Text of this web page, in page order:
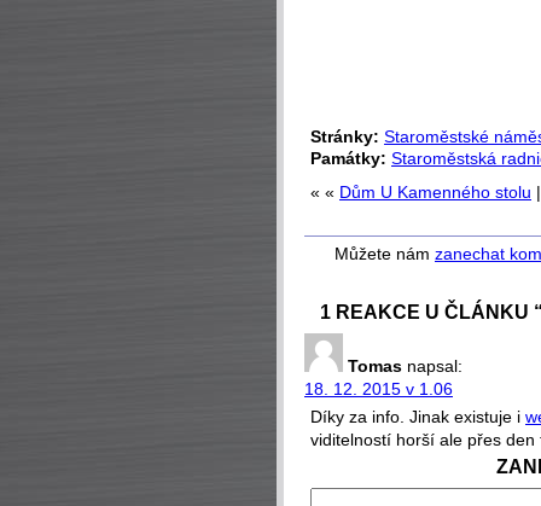
Stránky: Staroměstské
Památky: Staroměstská
« « Dům U Kamenného stolu
Můžete nám zanechat
1 REAKCE U ČLÁNKU
Tomas napsal:
18. 12. 2015 v 1.06
Díky za info. Jinak existuje i
viditelností horší ale přes